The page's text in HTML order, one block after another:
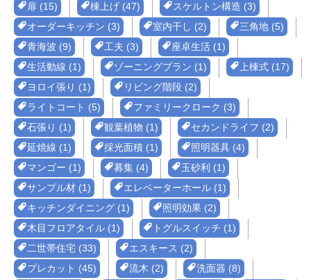
扉 (15)
棟上げ (47)
スケルトン構造 (3)
オーダーキッチン (3)
室内干し (2)
三角地 (5)
青海波 (9)
工夫 (3)
座卓生活 (1)
生活動線 (1)
ゾーニングプラン (1)
上棟式 (17)
ヨロイ張り (1)
リビング階段 (2)
ライトコート (5)
ファミリークローク (3)
石張り (1)
観葉植物 (1)
セカンドライフ (2)
延焼線 (1)
採光面積 (1)
照明器具 (4)
マンゴー (1)
募集 (4)
玉砂利 (1)
サンプル材 (1)
エレベーターホール (1)
キッチンダイニング (1)
照明効果 (2)
木目フロアタイル (1)
トグルスイッチ (1)
二世帯住宅 (33)
エスキース (2)
プレカット (45)
流木 (2)
洗面器 (8)